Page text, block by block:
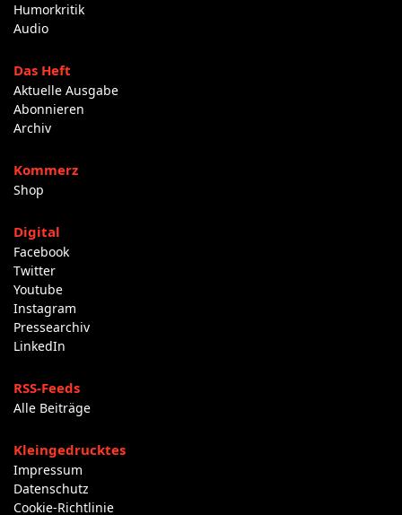
Humorkritik
Audio
Das Heft
Aktuelle Ausgabe
Abonnieren
Archiv
Kommerz
Shop
Digital
Facebook
Twitter
Youtube
Instagram
Pressearchiv
LinkedIn
RSS-Feeds
Alle Beiträge
Kleingedrucktes
Impressum
Datenschutz
Cookie-Richtlinie